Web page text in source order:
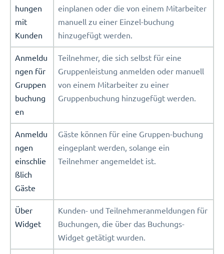
hungen
mit
Kunden
einplanen oder die von einem Mitarbeiter
manuell zu einer Einzel-buchung
hinzugefügt werden.
Anmeldu
ngen für
Gruppen
buchung
en
Teilnehmer, die sich selbst für eine
Gruppenleistung anmelden oder manuell
von einem Mitarbeiter zu einer
Gruppenbuchung hinzugefügt werden.
Anmeldu
ngen
einschlie
ßlich
Gäste
Gäste können für eine Gruppen-buchung
eingeplant werden, solange ein
Teilnehmer angemeldet ist.
Über
Widget
Kunden- und Teilnehmeranmeldungen für
Buchungen, die über das Buchungs-
Widget getätigt wurden.